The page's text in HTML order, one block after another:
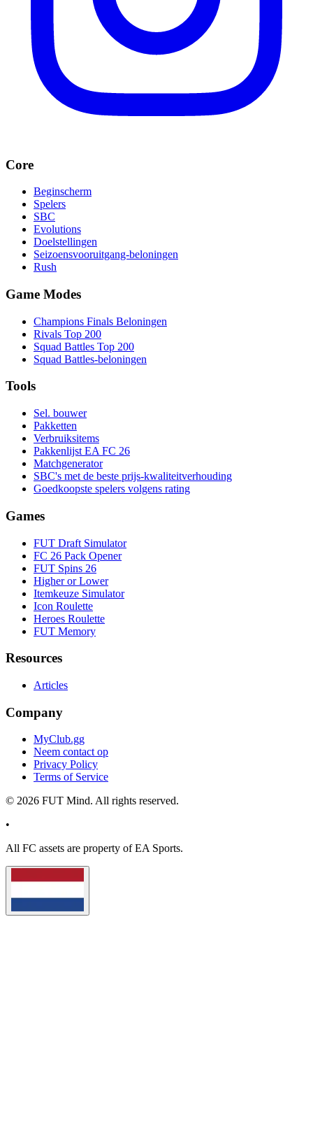
Core
Beginscherm
Spelers
SBC
Evolutions
Doelstellingen
Seizoensvooruitgang-beloningen
Rush
Game Modes
Champions Finals Beloningen
Rivals Top 200
Squad Battles Top 200
Squad Battles-beloningen
Tools
Sel. bouwer
Pakketten
Verbruiksitems
Pakkenlijst EA FC 26
Matchgenerator
SBC's met de beste prijs-kwaliteitverhouding
Goedkoopste spelers volgens rating
Games
FUT Draft Simulator
FC 26 Pack Opener
FUT Spins 26
Higher or Lower
Itemkeuze Simulator
Icon Roulette
Heroes Roulette
FUT Memory
Resources
Articles
Company
MyClub.gg
Neem contact op
Privacy Policy
Terms of Service
© 2026 FUT Mind. All rights reserved.
•
All FC assets are property of EA Sports.